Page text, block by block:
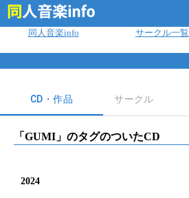
同人音楽info サークル一覧
CD・作品 サークル
「 GUMI 」のタグのついたCD
2024